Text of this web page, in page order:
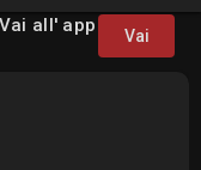
all' app
Vai